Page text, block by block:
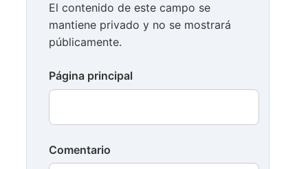
El contenido de este campo se
mantiene privado y no se mostrará
públicamente.
Página principal
Comentario